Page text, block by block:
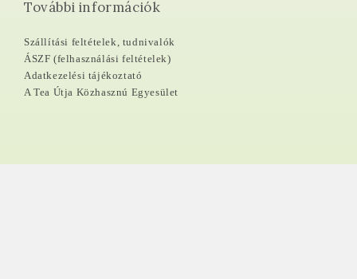
További információk
Szállítási feltételek, tudnivalók
ÁSZF (felhasználási feltételek)
Adatkezelési tájékoztató
A Tea Útja Közhasznú Egyesület